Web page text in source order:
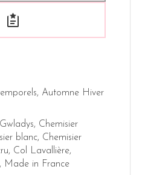
, Automne Hiver
, Chemisier
blanc, Chemisier
, Col Lavallière,
, Made in France